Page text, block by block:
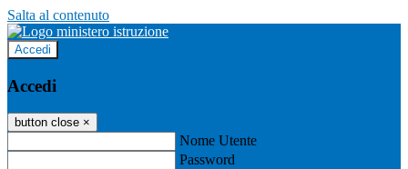
Salta al contenuto
Accedi
Accedi
button close ×
Nome Utente
Password